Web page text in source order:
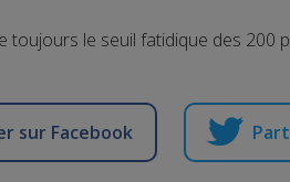
toujours le seuil fatidique des 200
sur Facebook